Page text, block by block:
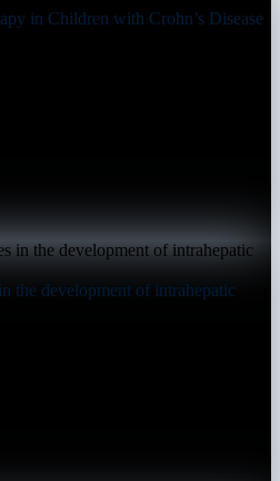
in Children with Crohn’s Disease
the development of intrahepatic